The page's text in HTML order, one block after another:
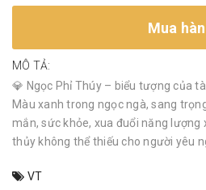
Mua
MÔ TẢ:
💎 Ngọc Phỉ Thúy – biểu tượng của
Màu xanh trong ngọc ngà, sang
mắn, sức khỏe, xua đuổi năng lượng
thủy không thể thiếu cho người yêu
VT